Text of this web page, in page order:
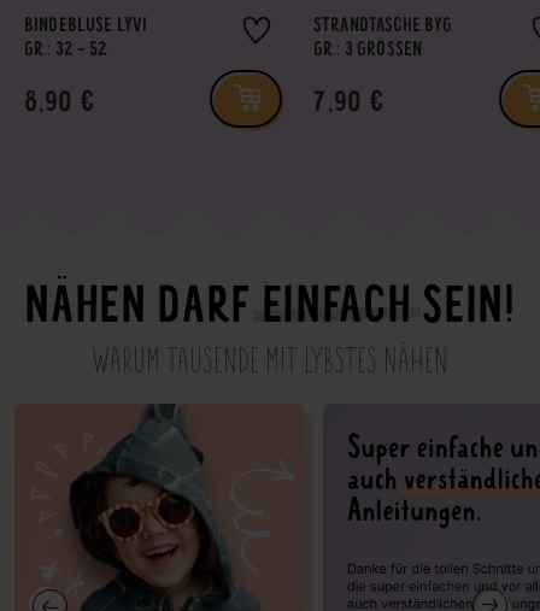
BINDEBLUSE LYVI
GR.: 32 - 52
8,90 €
STRANDTASCHE BYG
GR.: 3 GRÖSSEN
7,90 €
NÄHEN DARF EINFACH SEIN!
WARUM TAUSENDE MIT LYBSTES NÄHEN